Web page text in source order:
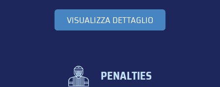
VISUALIZZA DETTAGLIO
PENALTIES